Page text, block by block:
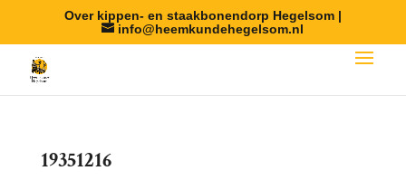
Over kippen- en staakbonendorp Hegelsom |
info@heemkundehegelsom.nl
19351216